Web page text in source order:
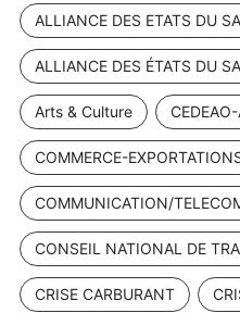
ALLIANCE DES ETATS DU
ALLIANCE DES ÉTATS DU
Arts & Culture CEDEAO-
COMMERCE-
COMMUNICATION/
CONSEIL NATIONAL DE
CRISE CARBURANT